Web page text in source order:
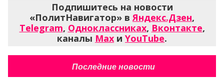
Подпишитесь на новости
«ПолитНавигатор» в Яндекс.Дзен,
Telegram, Одноклассниках, Вконтакте,
каналы Max и YouTube.
Последние новости